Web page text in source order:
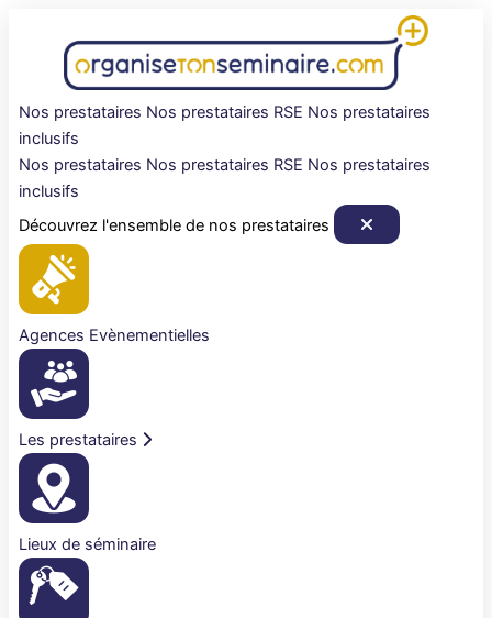
Nos prestataires Nos prestataires RSE Nos prestataires
inclusifs
Nos prestataires Nos prestataires RSE Nos prestataires
inclusifs
Découvrez l'ensemble de nos prestataires
Agences Evènementielles
Les prestataires
Lieux de séminaire